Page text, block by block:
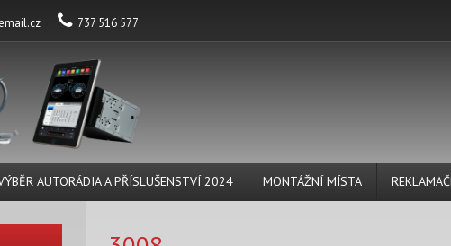
737 516 577
AUTORÁDIA A PŘÍSLUŠENSTVÍ 2024 MONTÁŽNÍ MÍSTA